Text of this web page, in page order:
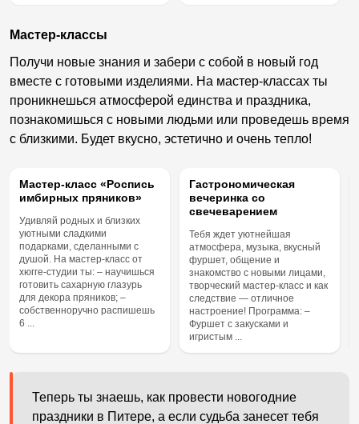
Мастер-классы
Получи новые знания и забери с собой в новый год
вместе с готовыми изделиями. На мастер-классах ты
проникнешься атмосферой единства и праздника,
познакомишься с новыми людьми или проведешь время
с близкими. Будет вкусно, эстетично и очень тепло!
Мастер-класс «Роспись
имбирных пряников»
Удивляй родных и близких
уютными сладкими
подарками, сделанными с
душой. На мастер-класс от
хюгге-студии ты: – научишься
готовить сахарную глазурь
для декора пряников; –
собственноручно распишешь
6 ...
Гастрономическая
вечеринка со
свечеварением
Тебя ждет уютнейшая
атмосфера, музыка, вкусный
фуршет, общение и
знакомство с новыми лицами,
творческий мастер-класс и как
следствие — отличное
настроение! Программа: –
Фуршет с закусками и
игристым ...
Теперь ты знаешь, как провести новогодние
праздники в Питере, а если судьба занесет тебя